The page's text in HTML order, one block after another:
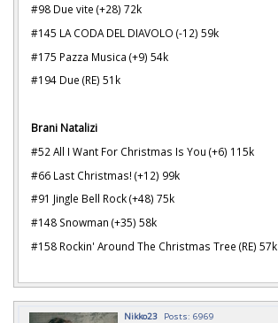
#98 Due vite (+28) 72k
#145 LA CODA DEL DIAVOLO (-12) 59k
#175 Pazza Musica (+9) 54k
#194 Due (RE) 51k
Brani Natalizi
#52 All I Want For Christmas Is You (+6) 115k
#66 Last Christmas! (+12) 99k
#91 Jingle Bell Rock (+48) 75k
#148 Snowman (+35) 58k
#158 Rockin' Around The Christmas Tree (RE) 57k
Nikko23 Posts: 6969